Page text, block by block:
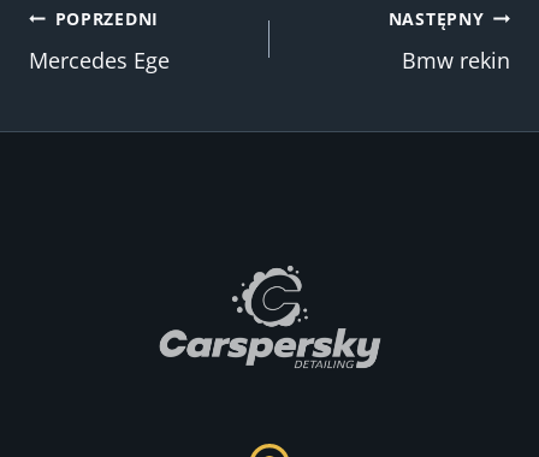
Nawigacja
wpisu
POPRZEDNI
Mercedes Ege
NASTĘPNY
Bmw rekin